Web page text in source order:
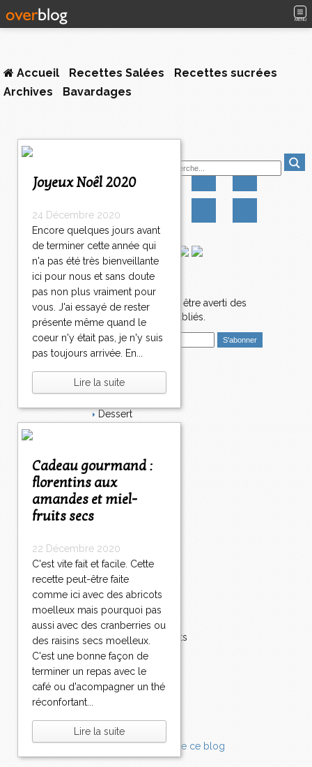
MENU
Accueil Recettes Salées
Recettes sucrées
Archives
Bavardages
Joyeux Noêl 2020
24 Décembre 2020
Encore quelques jours avant
de terminer cette année qui
n'a pas été très bienveillante
ici pour nous et sans doute
pas non plus vraiment pour
vous. J'ai essayé de rester
présente même quand le
coeur n'y était pas, je n'y suis
pas toujours arrivée. En...
Lire la suite
Cadeau gourmand :
florentins aux
amandes et miel-
fruits secs
22 Décembre 2020
C'est vite fait et facile. Cette
recette peut-être faite
comme ici avec des abricots
moelleux mais pourquoi pas
aussi avec des cranberries ou
des raisins secs moelleux.
C'est une bonne façon de
terminer un repas avec le
café ou d'acompagner un thé
réconfortant...
Lire la suite
Newsletter
Abonnez-vous pour être averti des
nouveaux articles publiés.
E
m
l
Catégories
Dessert
Sucré
Légumes
Apéritif
Tarte
Épices
Fruits
Soupe
Fêtes
Poisson
Accompagnements
Champignons
Chocolat
Pâtes
Tomates
2